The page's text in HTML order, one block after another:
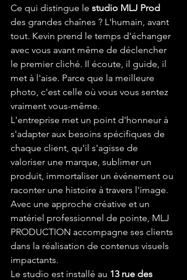
Ce qui distingue le studio MLJ Prod
des grandes chaînes ? L'humain, avant
tout. Kevin prend le temps d'échanger
avec vous avant même de déclencher
le premier cliché. Il écoute, il guide, il
met à l'aise. Parce que la meilleure
photo, c'est celle où vous vous sentez
vraiment vous-même.
L'entreprise met un point d'honneur à
s'adapter aux besoins spécifiques de
chaque client, qu'il s'agisse de
valoriser une marque, sublimer un
produit, immortaliser un événement ou
raconter une histoire à travers l'image.
Avec une approche créative et un
matériel professionnel de pointe, MLJ
PRODUCTION accompagne ses clients
dans la réalisation de contenus visuels
impactants.
Le studio est installé au 13 rue des